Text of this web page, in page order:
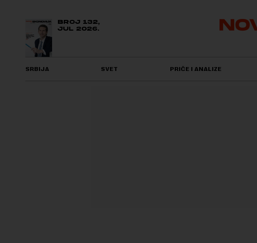
BROJ 132,
JUL 2026.
SRBIJA SVET PRIČE I ANALIZE